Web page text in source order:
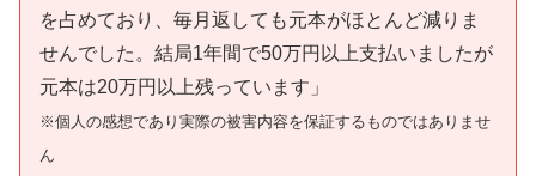
を占めており、毎月返しても元本がほとんど減りま
せんでした。結局1年間で50万円以上支払いましたが
元本は20万円以上残っています」
※個人の感想であり実際の被害内容を保証するものではありませ
ん